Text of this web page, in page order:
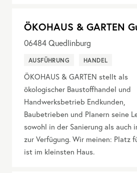
ÖKOHAUS & GARTEN
06484 Quedlinburg
AUSFÜHRUNG HANDEL
ÖKOHAUS & GARTEN stellt als
ökologischer Baustoffhandel und
Handwerksbetrieb Endkunden,
Baubetrieben und Planern seine
sowohl in der Sanierung als auch
zur Verfügung. Wir meinen: Platz
ist im kleinsten Haus.